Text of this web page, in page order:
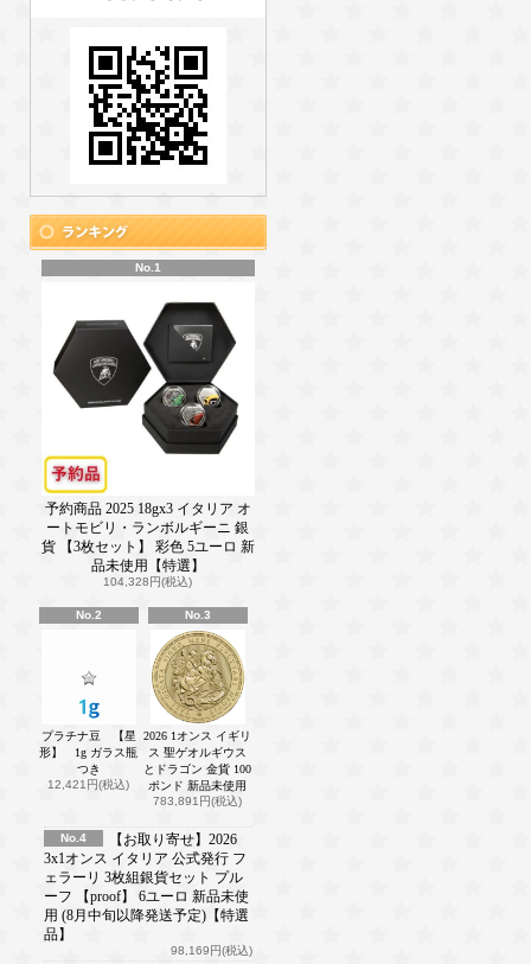
No.1
予約商品 2025 18gx3 イタリア オ
ートモビリ・ランボルギーニ 銀
貨 【3枚セット】 彩色 5ユーロ 新
品未使用【特選】
104,328円(税込)
No.2
プラチナ豆 【星
形】 1g ガラス瓶
つき
12,421円(税込)
No.3
2026 1オンス イギリ
ス 聖ゲオルギウス
とドラゴン 金貨 100
ポンド 新品未使用
783,891円(税込)
No.4
【お取り寄せ】2026
3x1オンス イタリア 公式発行 フ
ェラーリ 3枚組銀貨セット プル
ーフ 【proof】 6ユーロ 新品未使
用 (8月中旬以降発送予定)【特選
品】
98,169円(税込)